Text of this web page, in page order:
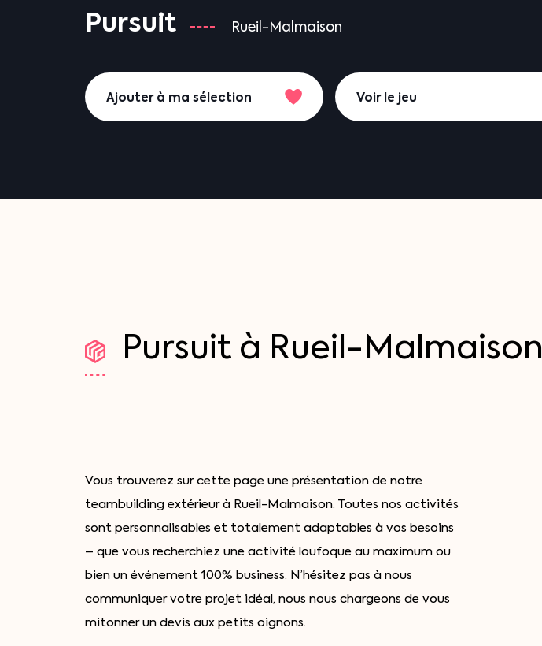
Pursuit Rueil-Malmaison
Ajouter à ma sélection Voir le jeu
Pursuit à Rueil-Malmaison
Vous trouverez sur cette page une présentation de notre
teambuilding extérieur à Rueil-Malmaison. Toutes nos activités
sont personnalisables et totalement adaptables à vos besoins
– que vous recherchiez une activité loufoque au maximum ou
bien un événement 100% business. N’hésitez pas à nous
communiquer votre projet idéal, nous nous chargeons de vous
mitonner un devis aux petits oignons.